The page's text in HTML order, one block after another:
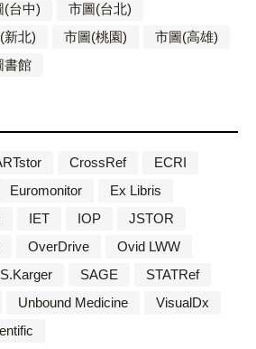
(台中)
市圖(台北)
新北) 市圖(桃園)
市圖(高雄)
書館
CrossRef
ECRI
Euromonitor
Ex Libris
IET IOP
JSTOR
OverDrive
Ovid LWW
S.Karger SAGE
STATRef
Unbound Medicine
VisualDx